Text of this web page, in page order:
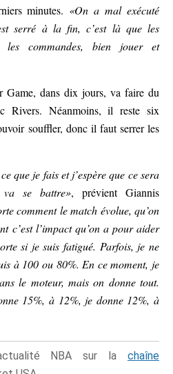
minutes. «On a mal exécuté
serré à la fin, c’est là que les
les commandes, bien jouer et
Game, dans dix jours, va faire du
Rivers. Néanmoins, il reste six
souffler, donc il faut serrer les
que je fais et j’espère que ce sera
va se battre», prévient Giannis
comment le match évolue, qu’on
c’est l’impact qu’on a pour aider
si je suis fatigué. Parfois, je ne
à 100 ou 80%. En ce moment, je
le moteur, mais on donne tout.
15%, à 12%, je donne 12%, à
NBA sur la chaîne